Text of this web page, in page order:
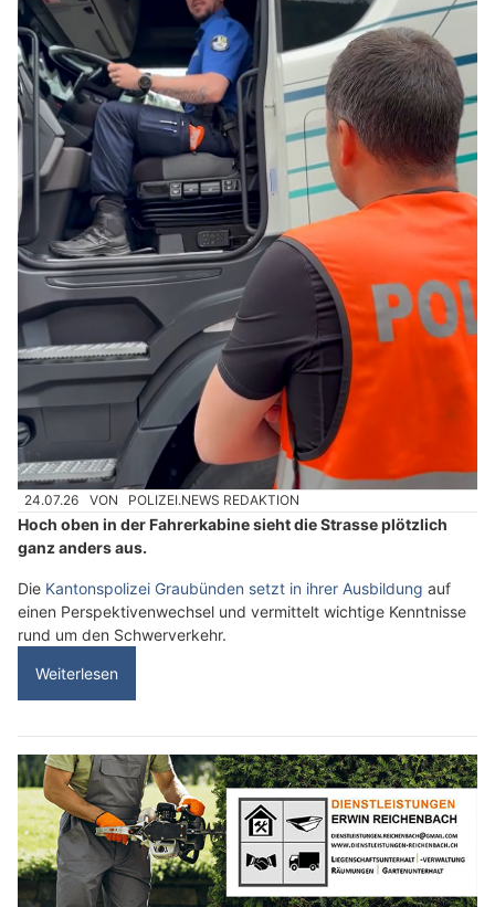
24.07.26 VON POLIZEI.NEWS REDAKTION
Hoch oben in der Fahrerkabine sieht die Strasse plötzlich
ganz anders aus.
Die Kantonspolizei Graubünden setzt in ihrer Ausbildung auf
einen Perspektivenwechsel und vermittelt wichtige Kenntnisse
rund um den Schwerverkehr.
Weiterlesen